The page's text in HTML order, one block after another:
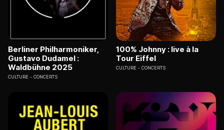
Berliner Philharmoniker,
Gustavo Dudamel :
Waldbühne 2025
CULTURE CONCERTS
100% Johnny : live à la
Tour Eiffel
CULTURE CONCERTS